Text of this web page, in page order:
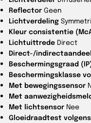
Reflector Geen
Lichtverdeling
Kleur consistentie
Lichtuittrede Direct
Direct-/
Beschermingsgraad
Beschermingsklasse
Met bewegingssensor
Met
Met lichtsensor Nee
Gloeidraadtest volgens